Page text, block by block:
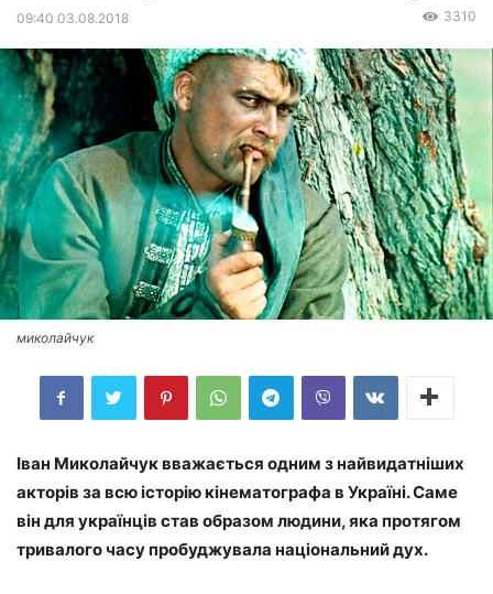
09:40 03.08.2018 3310
миколайчук
Іван Миколайчук вважається одним з найвидатніших
акторів за всю історію кінематографа в Україні. Саме
він для українців став образом людини, яка протягом
тривалого часу пробуджувала національний дух.